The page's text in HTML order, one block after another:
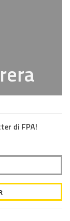
di FPA!